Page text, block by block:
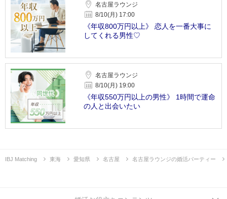
名古屋ラウンジ
8/10(月) 17:00
《年収800万円以上》 恋人を一番大事に
してくれる男性♡
名古屋ラウンジ
8/10(月) 19:00
《年収550万円以上の男性》 1時間で運命
の人と出会いたい
IBJ Matching 東海 愛知県 名古屋 名古屋ラウンジの婚活パーティー